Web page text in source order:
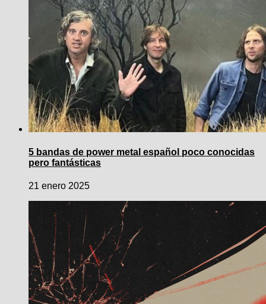
5 bandas de power metal español poco conocidas
pero fantásticas
21 enero 2025